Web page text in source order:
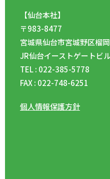
【仙台本社】
〒983-8477
宮城県仙台市宮城野区榴
JR仙台イーストゲートビ
TEL : 022-385-5778
FAX : 022-748-6251
個人情報保護方針